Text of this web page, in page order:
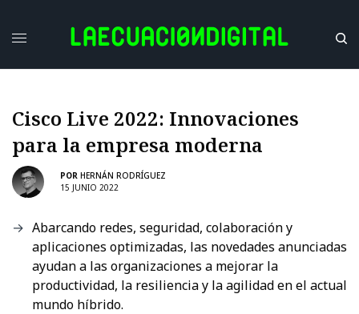
Cisco Live 2022: Innovaciones
para la empresa moderna
POR HERNÁN RODRÍGUEZ
15 JUNIO 2022
Abarcando redes, seguridad, colaboración y
aplicaciones optimizadas, las novedades anunciadas
ayudan a las organizaciones a mejorar la
productividad, la resiliencia y la agilidad en el actual
mundo híbrido.